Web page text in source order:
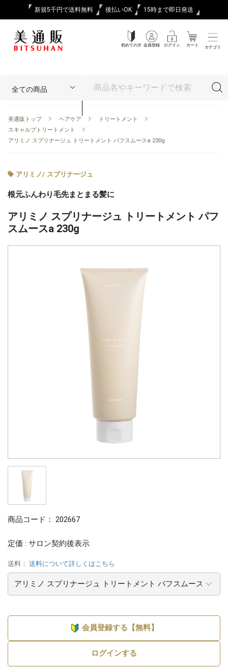
新規5千円で送料無料 後払いOK 15時まで即日発送
初めての方 会員登録 ログイン カート カテゴリ
美通販トップ ヘアケア
トリートメント
スキャルプトリートメント
アリミノ スプリナージュ トリートメント パフスムースa 230g
アリミノ/ スプリナージュ
根元ふんわり毛先まとまる髪に
アリミノ スプリナージュ トリートメント パフ
スムースa 230g
商品コード： 202667
定価 : サロン契約後表示
送料： 送料について詳しくはこちら
会員登録する【無料】
ログインする